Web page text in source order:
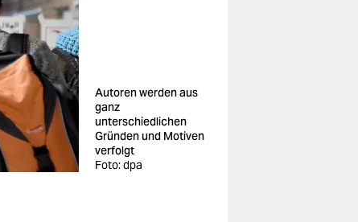
Autoren werden aus
ganz
unterschiedlichen
Gründen und Motiven
verfolgt
Foto: dpa